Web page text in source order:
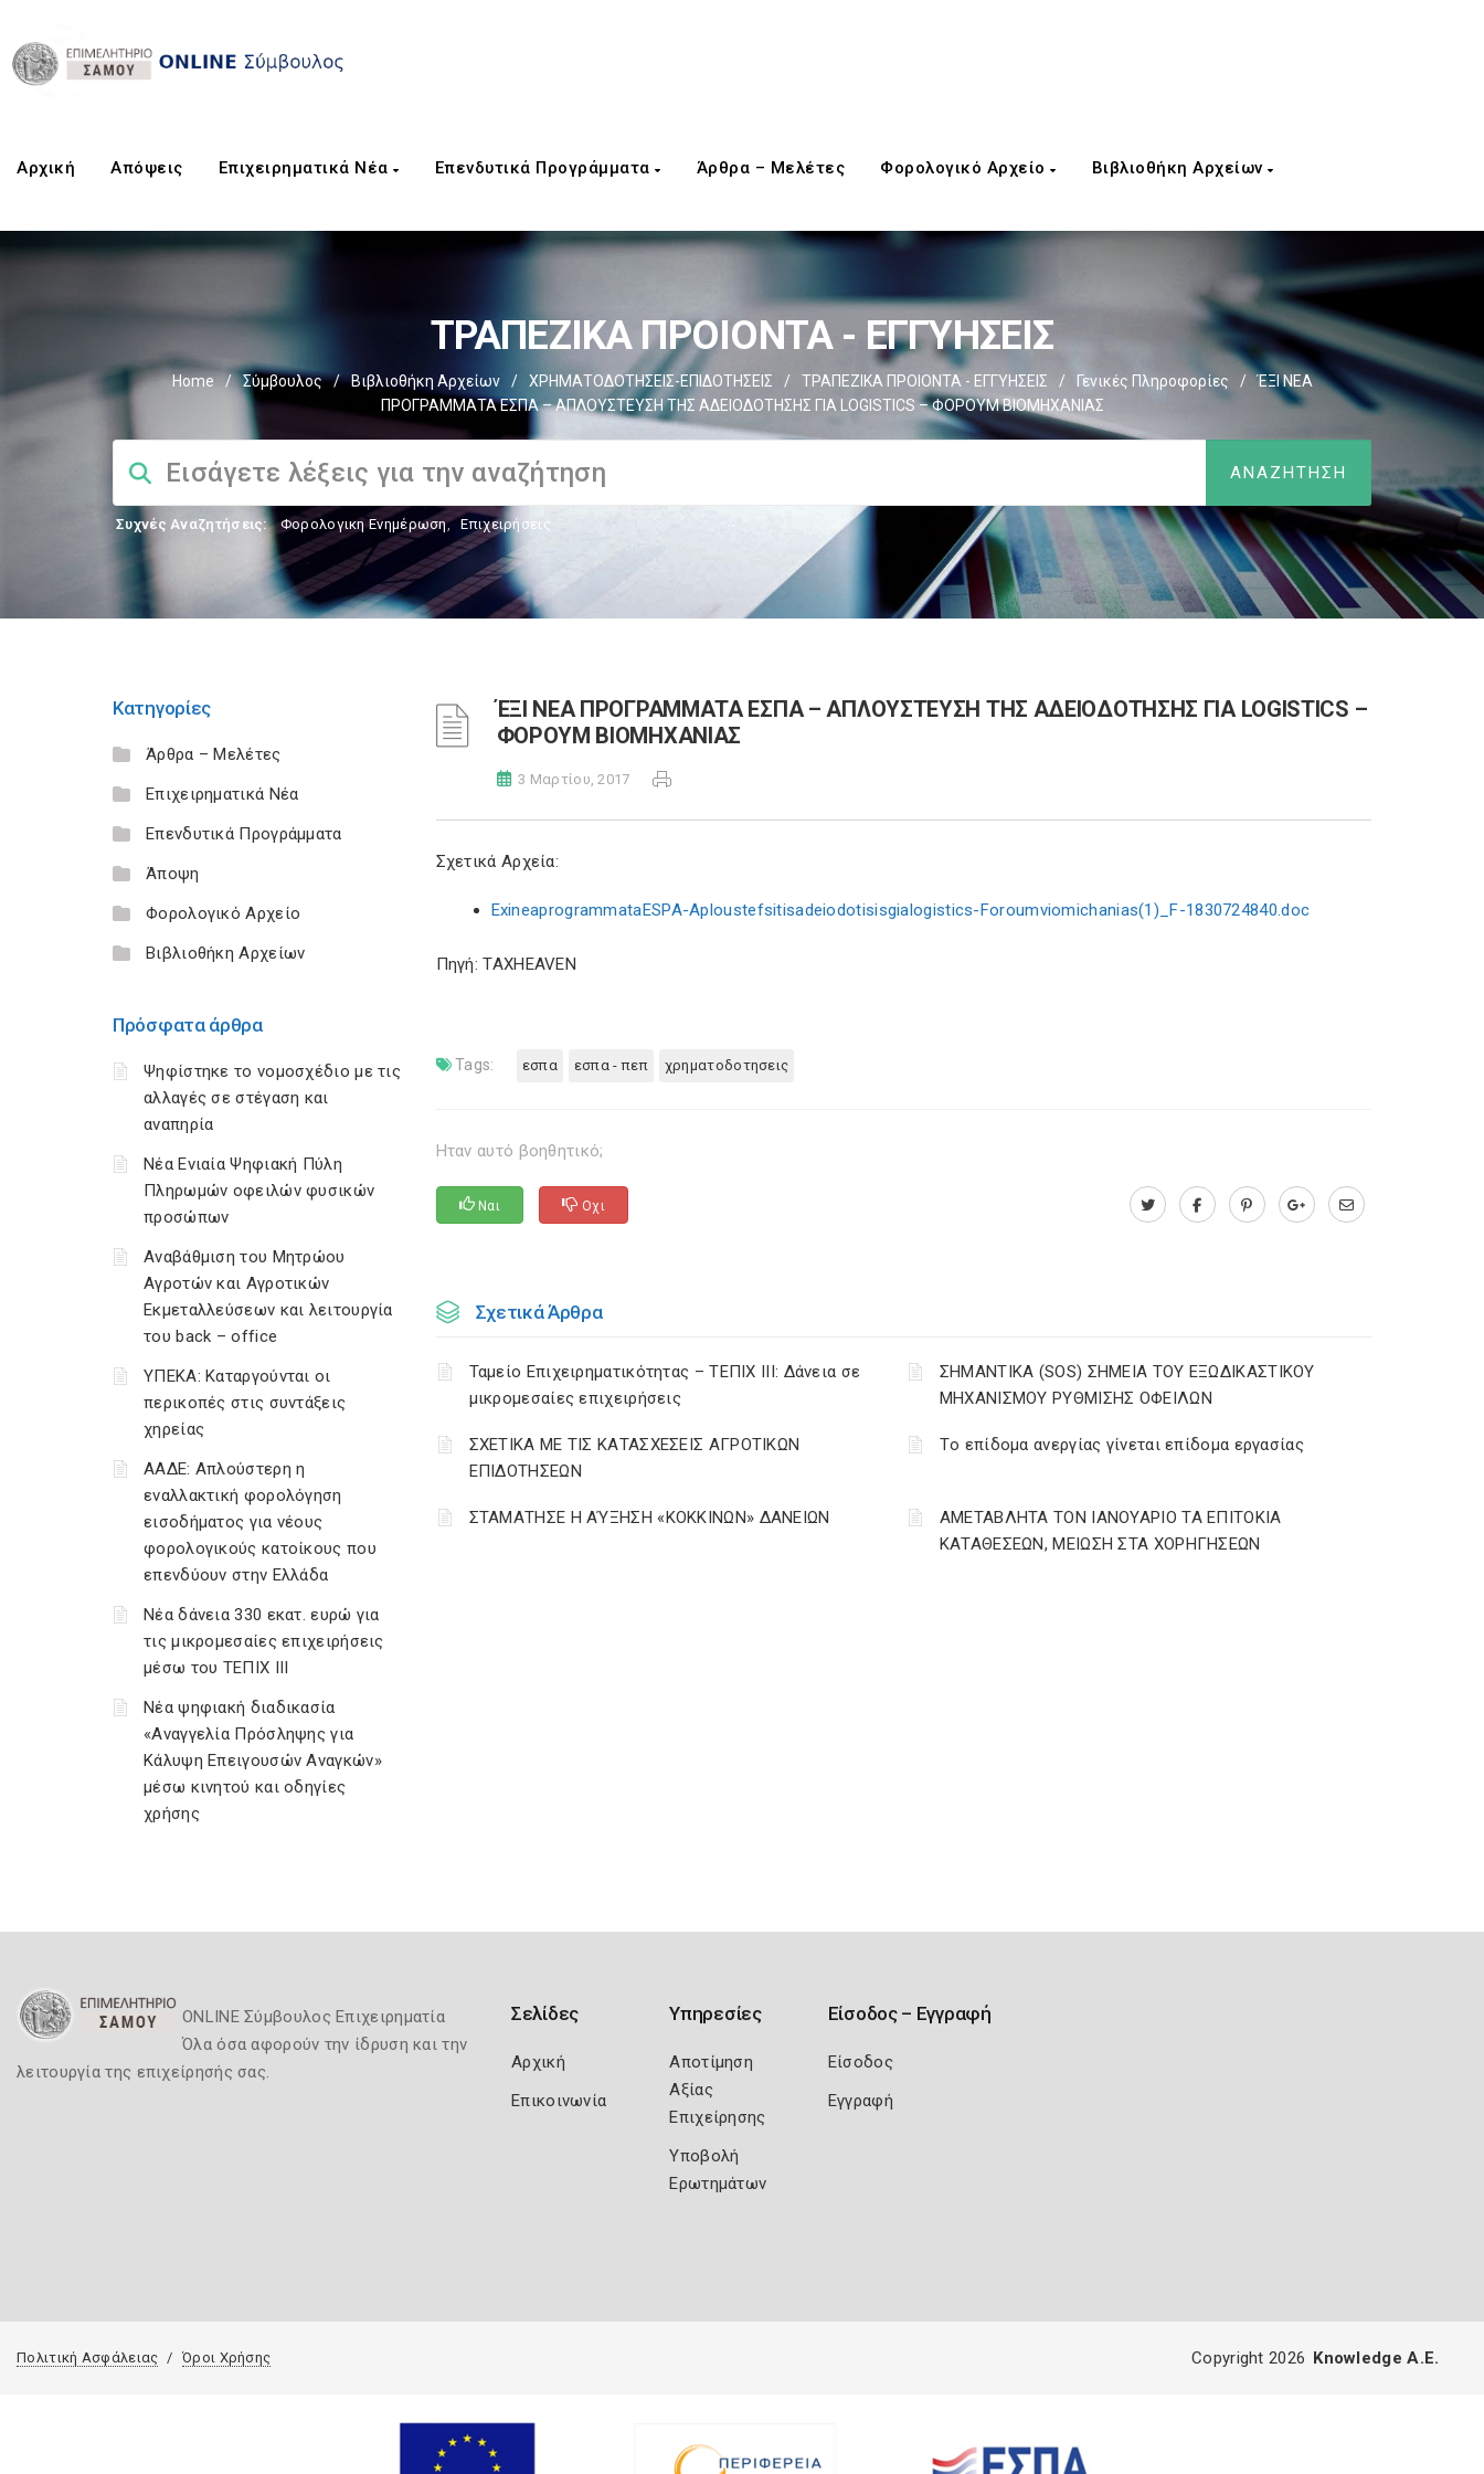
Αρχική Aπόψεις Επιχειρηματικά Νέα Επενδυτικά Προγράμματα Άρθρα – Μελέτες Φορολογικό Αρχείο Βιβλιοθήκη Αρχείων
ΤΡΑΠΕΖΙΚΑ ΠΡΟΙΟΝΤΑ - ΕΓΓΥΗΣΕΙΣ
Home / Σύμβουλος / Βιβλιοθήκη Αρχείων / ΧΡΗΜΑΤΟΔΟΤΗΣΕΙΣ-ΕΠΙΔΟΤΗΣΕΙΣ / ΤΡΑΠΕΖΙΚΑ ΠΡΟΙΟΝΤΑ - ΕΓΓΥΗΣΕΙΣ / Γενικές Πληροφορίες /
ΈΞΙ ΝΕΑ
ΠΡΟΓΡΑΜΜΑΤΑ ΕΣΠΑ – AΠΛΟΥΣΤΕΥΣΗ ΤΗΣ ΑΔΕΙΟΔΟΤΗΣΗΣ ΓΙΑ LOGISTICS – ΦΟΡΟΥΜ ΒΙΟΜΗΧΑΝΙΑΣ
Συχνές Αναζητήσεις: Φορολογικη Ενημέρωση, Επιχειρήσεις
Κατηγορίες
Άρθρα – Μελέτες
Επιχειρηματικά Νέα
Επενδυτικά Προγράμματα
Άποψη
Φορολογικό Αρχείο
Βιβλιοθήκη Αρχείων
Πρόσφατα άρθρα
Ψηφίστηκε το νομοσχέδιο με τις
αλλαγές σε στέγαση και
αναπηρία
Νέα Ενιαία Ψηφιακή Πύλη
Πληρωμών οφειλών φυσικών
προσώπων
Αναβάθμιση του Μητρώου
Αγροτών και Αγροτικών
Εκμεταλλεύσεων και λειτουργία
του back – office
ΥΠΕΚΑ: Καταργούνται οι
περικοπές στις συντάξεις
χηρείας
ΑΑΔΕ: Απλούστερη η
εναλλακτική φορολόγηση
εισοδήματος για νέους
φορολογικούς κατοίκους που
επενδύουν στην Ελλάδα
Νέα δάνεια 330 εκατ. ευρώ για
τις μικρομεσαίες επιχειρήσεις
μέσω του ΤΕΠΙΧ ΙΙΙ
Νέα ψηφιακή διαδικασία
«Αναγγελία Πρόσληψης για
Κάλυψη Επειγουσών Αναγκών»
μέσω κινητού και οδηγίες
χρήσης
ΈΞΙ ΝΕΑ ΠΡΟΓΡΑΜΜΑΤΑ ΕΣΠΑ – AΠΛΟΥΣΤΕΥΣΗ ΤΗΣ ΑΔΕΙΟΔΟΤΗΣΗΣ ΓΙΑ LOGISTICS –
ΦΟΡΟΥΜ ΒΙΟΜΗΧΑΝΙΑΣ
3 Μαρτίου, 2017
Σχετικά Αρχεία:
ExineaprogrammataESPA-Aploustefsitisadeiodotisisgialogistics-Foroumviomichanias(1)_F-1830724840.doc
Πηγή: TAXHEAVEN
Tags: εσπα εσπα - πεπ χρηματοδοτησεις
Ηταν αυτό βοηθητικό;
Ναι Οχι
Σχετικά Άρθρα
Ταμείο Επιχειρηματικότητας – ΤΕΠΙΧ ΙΙΙ: Δάνεια σε
μικρομεσαίες επιχειρήσεις
ΣΗΜΑΝΤΙΚΑ (SOS) ΣΗΜΕΙΑ ΤΟΥ ΕΞΩΔΙΚΑΣΤΙΚΟΥ
ΜΗΧΑΝΙΣΜΟΥ ΡΥΘΜΙΣΗΣ ΟΦΕΙΛΩΝ
ΣΧΕΤΙΚΑ ΜΕ ΤΙΣ ΚΑΤΑΣΧΕΣΕΙΣ ΑΓΡΟΤΙΚΩΝ
ΕΠΙΔΟΤΗΣΕΩΝ
Tο επίδομα ανεργίας γίνεται επίδομα εργασίας
ΣΤΑΜΑΤΗΣΕ Η ΑΎΞΗΣΗ «ΚΟΚΚΙΝΩΝ» ΔΑΝΕΙΩΝ
ΑΜΕΤΑΒΛΗΤΑ ΤΟΝ ΙΑΝΟΥΑΡΙΟ ΤΑ ΕΠΙΤΟΚΙΑ
ΚΑΤΑΘΕΣΕΩΝ, ΜΕΙΩΣΗ ΣΤΑ ΧΟΡΗΓΗΣΕΩΝ
ONLINE Σύμβουλος Επιχειρηματία
Όλα όσα αφορούν την ίδρυση και την
λειτουργία της επιχείρησής σας.
Σελίδες
Αρχική
Επικοινωνία
Υπηρεσίες
Αποτίμηση
Αξίας
Επιχείρησης
Υποβολή
Ερωτημάτων
Είσοδος – Εγγραφή
Είσοδος
Εγγραφή
Πολιτική Ασφάλειας Όροι Χρήσης Copyright 2026 Knowledge A.E.